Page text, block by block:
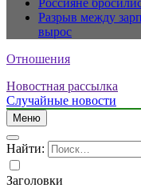
Россияне
Разрыв между
вырос
Отношения
Новостная рассылка
Случайные новости
Меню
Найти:
Заголовки